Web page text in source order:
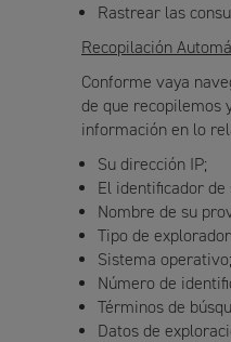
Rastrear las
Recopilación
Conforme vaya
de que recopilemos
información en lo
Su dirección IP;
El identificador de
Nombre de su
Tipo de
Sistema operativo;
Número de
Términos de
Datos de